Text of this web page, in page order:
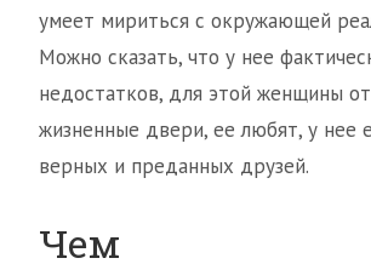
умеет мириться с окружающей
Можно сказать, что у нее
недостатков, для этой женщины
жизненные двери, ее любят, у нее
верных и преданных друзей.
Чем